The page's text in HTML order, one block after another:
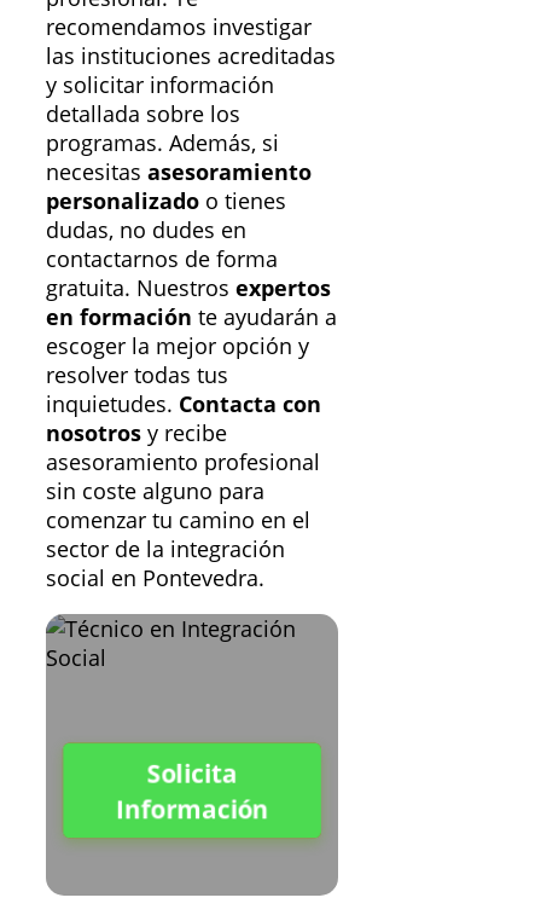
recomendamos investigar
las instituciones acreditadas
y solicitar información
detallada sobre los
programas. Además, si
necesitas asesoramiento
personalizado o tienes
dudas, no dudes en
contactarnos de forma
gratuita. Nuestros expertos
en formación te ayudarán a
escoger la mejor opción y
resolver todas tus
inquietudes. Contacta con
nosotros y recibe
asesoramiento profesional
sin coste alguno para
comenzar tu camino en el
sector de la integración
social en Pontevedra.
Solicita
Información